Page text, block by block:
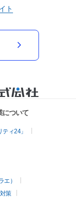
ト
について
ィ24」
エ）
策